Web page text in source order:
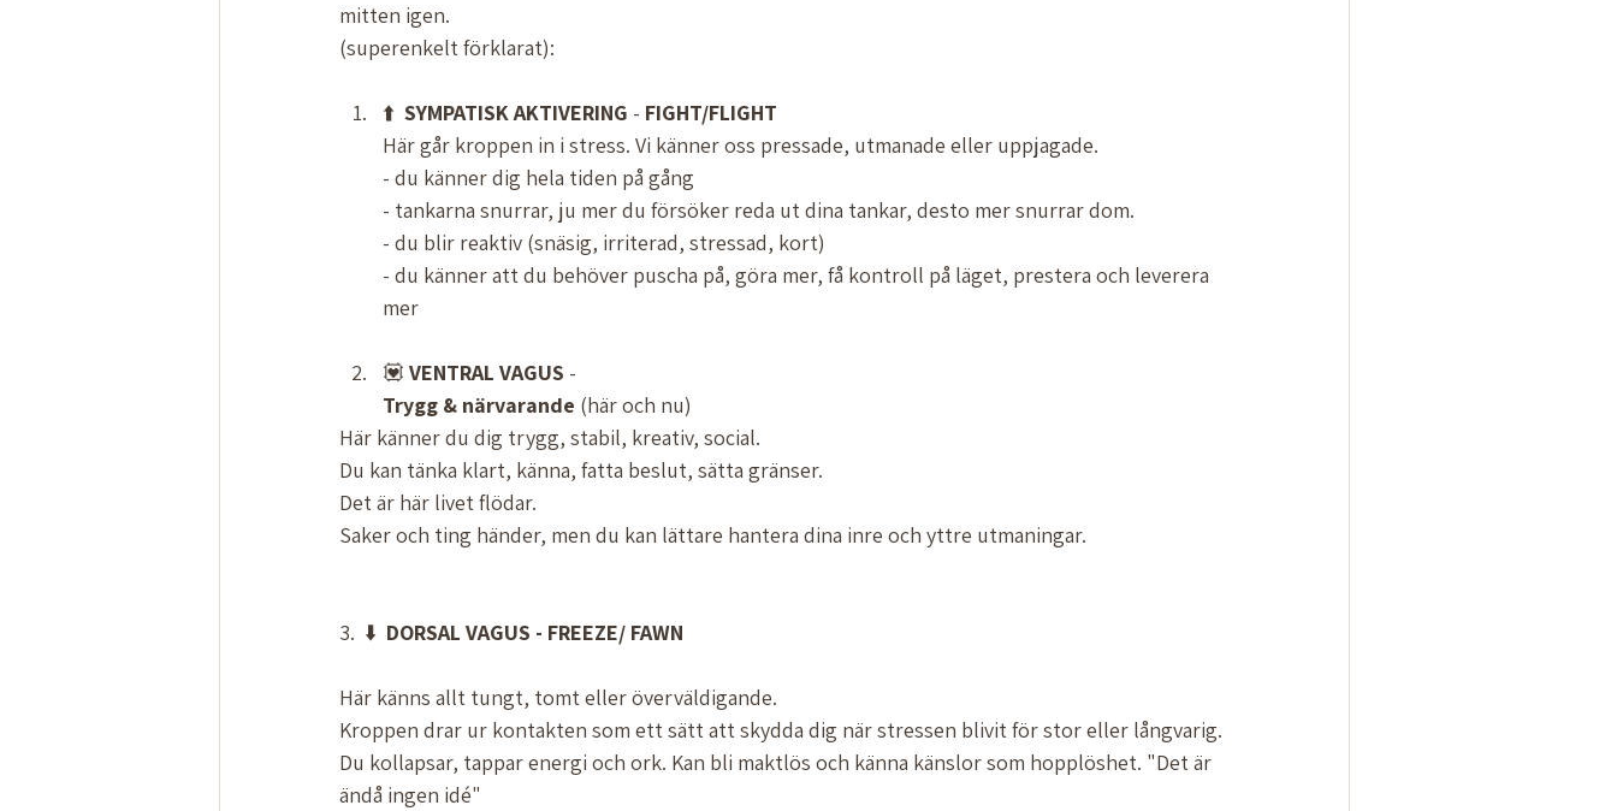
mitten igen.
(superenkelt förklarat):
⬆️ SYMPATISKAKTIVERING - FIGHT/FLIGHT
Här går kroppen in i stress. Vi känner oss pressade, utmanade eller uppjagade.
- du känner dig hela tiden på gång
- tankarna snurrar, ju mer du försöker reda ut dina tankar, desto mer snurrar dom.
- du blir reaktiv (snäsig, irriterad, stressad, kort)
- du känner att du behöver puscha på, göra mer, få kontroll på läget, prestera och leverera
mer
💟 VENTRAL VAGUS -
Trygg & närvarande (här och nu)
Här känner du dig trygg, stabil, kreativ, social.
Du kan tänka klart, känna, fatta beslut, sätta gränser.
Det är här livet flödar.
Saker och ting händer, men du kan lättare hantera dina inre och yttre utmaningar.
3.  ⬇️ DORSAL VAGUS - FREEZE/ FAWN
Här känns allt tungt, tomt eller överväldigande.
Kroppen drar ur kontakten som ett sätt att skydda dig när stressen blivit för stor eller långvarig.
Du kollapsar, tappar energi och ork. Kan bli maktlös och känna känslor som hopplöshet. "Det är
ändå ingen idé"